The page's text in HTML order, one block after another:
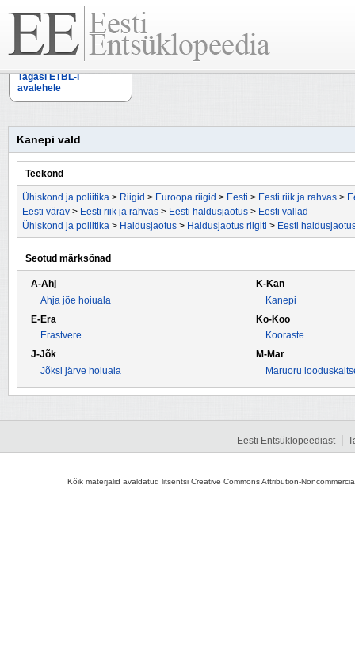
Tagasi ETBL-i
avalehele
Kanepi vald
Teekond
Ühiskond ja poliitika > Riigid > Euroopa riigid > Eesti > Eesti riik ja rahvas >
Eesti värav > Eesti riik ja rahvas > Eesti haldusjaotus > Eesti vallad
Ühiskond ja poliitika > Haldusjaotus > Haldusjaotus riigiti > Eesti
Seotud märksõnad
A-Ahj
Ahja jõe hoiuala
E-Era
Erastvere
J-Jõk
Jõksi järve hoiuala
K-Kan
Kanepi
Ko-Koo
Kooraste
M-Mar
Maruoru
Eesti Entsüklopeediast
Kõik materjalid avaldatud litsentsi Creative Commons Attribution-